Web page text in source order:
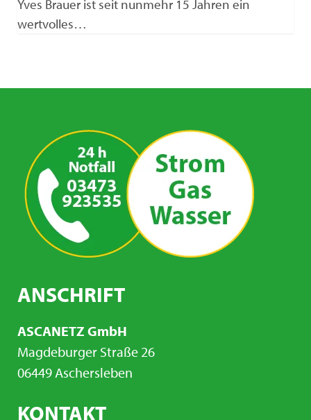
Yves Brauer ist seit nunmehr 15 Jahren ein
wertvolles…
ANSCHRIFT
ASCANETZ GmbH
Magdeburger Straße 26
06449 Aschersleben
KONTAKT